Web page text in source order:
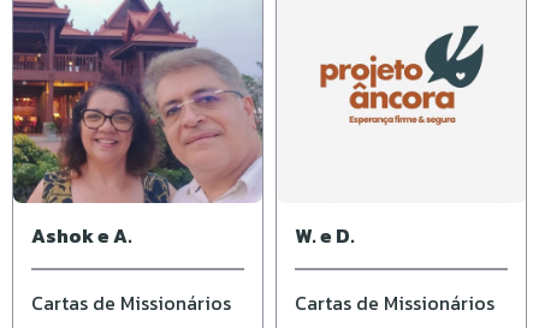
Ashok e A.
Cartas de Missionários
W. e D.
Cartas de Missionários